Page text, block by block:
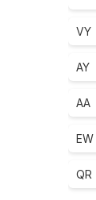
VY
AY
AA
EW
QR